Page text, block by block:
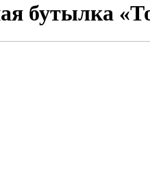
бутылка